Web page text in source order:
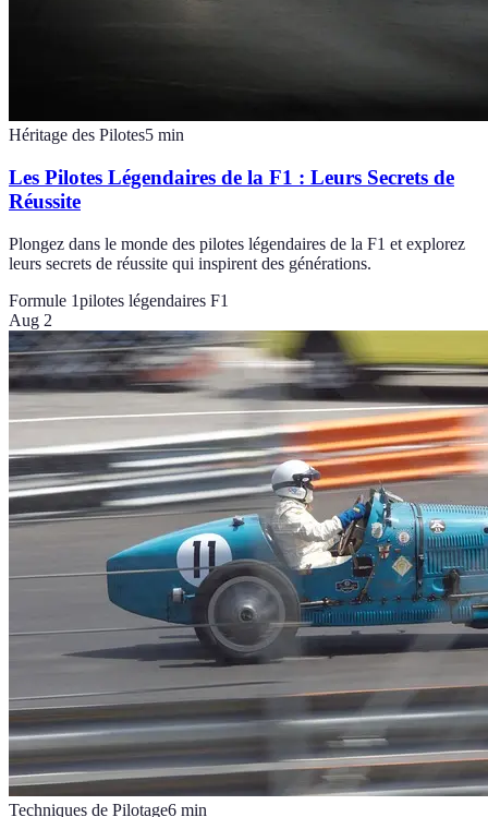
Héritage des Pilotes5 min
Les Pilotes Légendaires de la F1 : Leurs Secrets de
Réussite
Plongez dans le monde des pilotes légendaires de la F1 et explorez
leurs secrets de réussite qui inspirent des générations.
Formule 1pilotes légendaires F1
Aug 2
Techniques de Pilotage6 min